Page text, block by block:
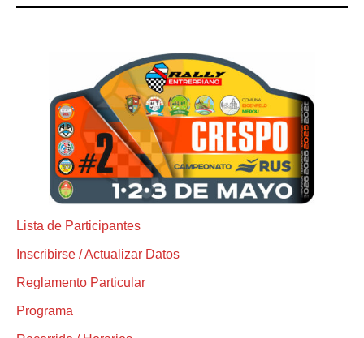
Lista de Participantes
Inscribirse / Actualizar Datos
Reglamento Particular
Programa